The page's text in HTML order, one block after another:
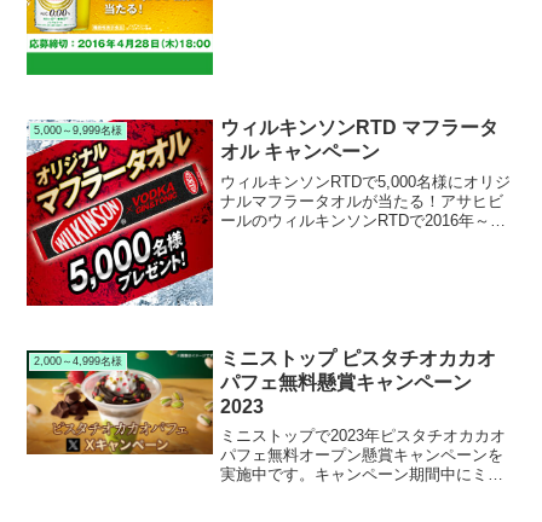
5,000～9,999名様
ウィルキンソンRTD マフラータ
オル キャンペーン
ウィルキンソンRTDで5,000名様にオリジ
ナルマフラータオルが当たる！アサヒビ
ールのウィルキンソンRTDで2016年～
2,000～4,999名様
ミニストップ ピスタチオカカオ
パフェ無料懸賞キャンペーン
2023
ミニストップで2023年ピスタチオカカオ
パフェ無料オープン懸賞キャンペーンを
実施中です。キャンペーン期間中にミニ